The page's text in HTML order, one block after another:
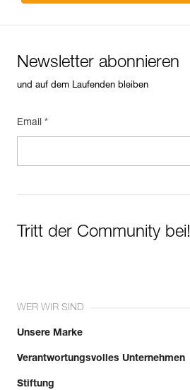
Newsletter abonnieren
und auf dem Laufenden bleiben
Email *
Tritt der Community bei!
WER WIR SIND
Unsere Marke
Verantwortungsvolles Unternehmen
Stiftung